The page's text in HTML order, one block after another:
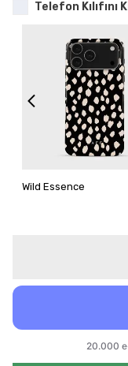
Telefon
Wild Essence